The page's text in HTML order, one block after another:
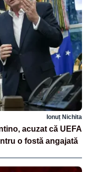
Ionuț Nichita
acuzat că UEFA
o fostă angajată